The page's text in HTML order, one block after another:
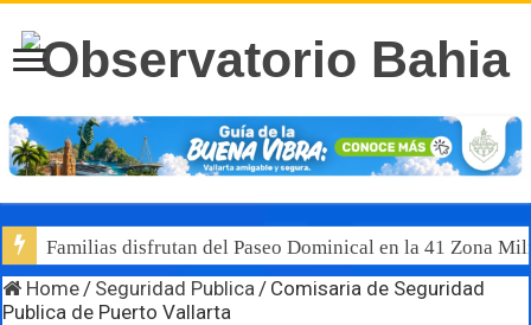
Familias disfrutan del Paseo Dominical en la 41 Zona
Home / Seguridad Publica / Comisaria de Seguridad
Publica de Puerto Vallarta